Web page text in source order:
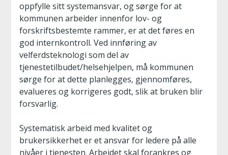
oppfylle sitt systemansvar, og sørge for at
kommunen arbeider innenfor lov- og
forskriftsbestemte rammer, er at det føres en
god internkontroll. Ved innføring av
velferdsteknologi som del av
tjenestetilbudet/helsehjelpen, må kommunen
sørge for at dette planlegges, gjennomføres,
evalueres og korrigeres godt, slik at bruken blir
forsvarlig.
Systematisk arbeid med kvalitet og
brukersikkerhet er et ansvar for ledere på alle
nivåer i tjenesten. Arbeidet skal forankres og